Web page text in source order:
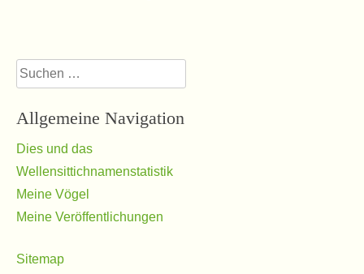
Suchen
nach:
Allgemeine Navigation
Dies und das
Wellensittichnamenstatistik
Meine Vögel
Meine Veröffentlichungen
Sitemap